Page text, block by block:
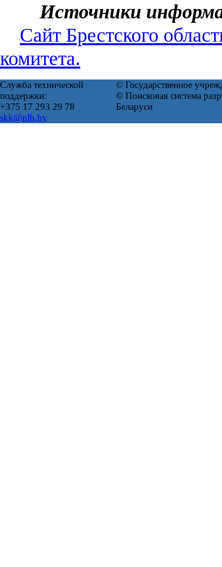
Источники
Сайт Брестского
комитета.
Служба технической
поддержки:
+375 17 293 29 78
skk@nlb.by
© Государственное
© Поисковая система
Беларуси